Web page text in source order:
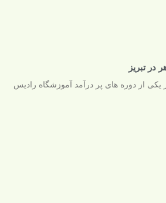
تبریز
از دوره های پر درآمد آموزشگاه رادیس